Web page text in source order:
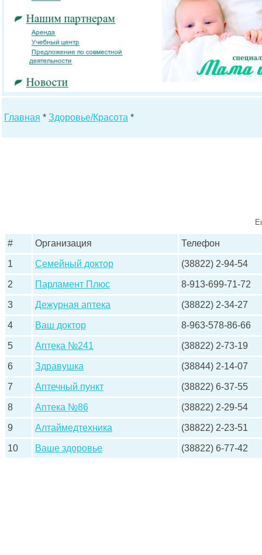
Главная * Здоровье/Красота *
# Организация Телефон
1 Семейный доктор (38822) 2-94-54
2 Парламент Плюс 8-913-699-71-72
3 Дежурная аптека (38822) 2-34-27
4 Ваш доктор 8-963-578-86-66
5 Аптека №241 (38822) 2-73-19
6 Здравушка (38844) 2-14-07
7 Аптечный пункт (38822) 6-37-55
8 Аптека №86 (38822) 2-29-54
9 Алтаймедтехника (38822) 2-23-51
10 Ваше здоровье (38822) 6-77-42